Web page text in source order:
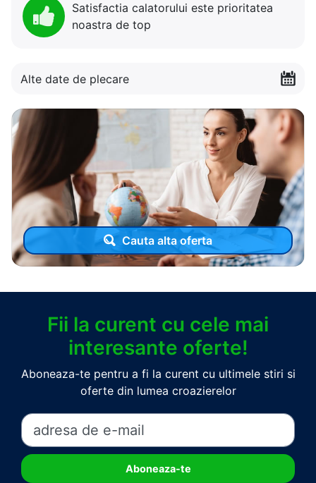
Satisfactia calatorului este prioritatea
noastra de top
Alte date de plecare
Cauta alta oferta
Fii la curent cu cele mai
interesante oferte!
Aboneaza-te pentru a fi la curent cu ultimele stiri si
oferte din lumea croazierelor